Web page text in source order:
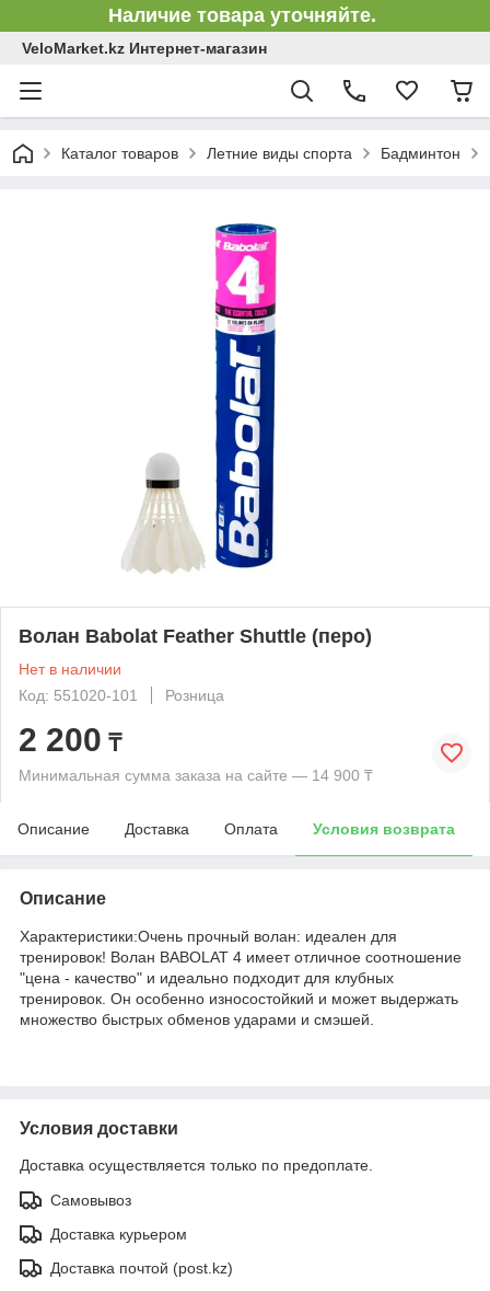
Наличие товара уточняйте.
VeloMarket.kz Интернет-магазин
Каталог товаров Летние виды спорта Бадминтон
Волан Babolat Feather Shuttle (перо)
Нет в наличии
Код: 551020-101
Розница
2 200 ₸
Минимальная сумма заказа на сайте — 14 900 ₸
Описание Доставка Оплата Условия возврата
Описание
Характеристики:Очень прочный волан: идеален для
тренировок! Волан BABOLAT 4 имеет отличное соотношение
"цена - качество" и идеально подходит для клубных
тренировок. Он особенно износостойкий и может выдержать
множество быстрых обменов ударами и смэшей.
Условия доставки
Доставка осуществляется только по предоплате.
Самовывоз
Доставка курьером
Доставка почтой (post.kz)